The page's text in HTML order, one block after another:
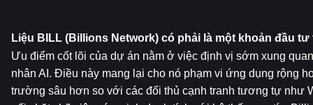
Liệu BILL (Billions Network) có phải là một khoản đầu tư
Ưu điểm cốt lõi của dự án nằm ở việc định vị sớm xung
nhân AI. Điều này mang lại cho nó phạm vi ứng dụng rộng
trường sâu hơn so với các đối thủ cạnh tranh tương tự như